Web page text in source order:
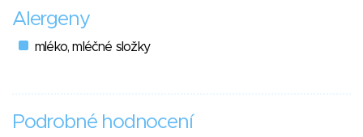
Alergeny
mléko, mléčné složky
Podrobné hodnocení